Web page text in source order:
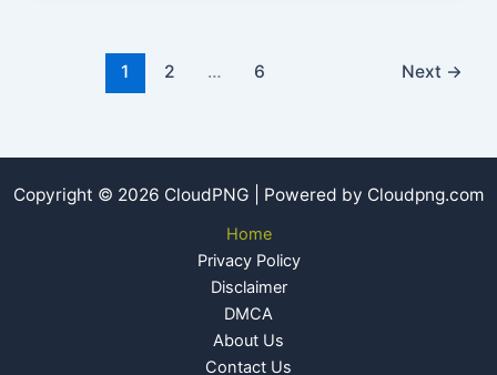
1 2 … 6 Next →
Copyright © 2026 CloudPNG | Powered by Cloudpng.com
Home
Privacy Policy
Disclaimer
DMCA
About Us
Contact Us